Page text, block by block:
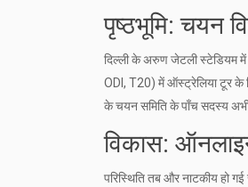
पृष्ठभूमि: चयन
दिल्ली के अरुण जेटली स्टेडियम में
ODI, T20) में ऑस्ट्रेलिया टूर के
के चयन समिति के पाँच सदस्य
विकास:
परिस्थिति तब और नाटकीय हो